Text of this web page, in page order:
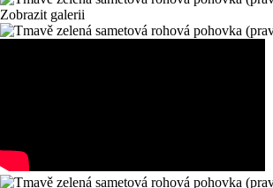
Zobrazit galerii